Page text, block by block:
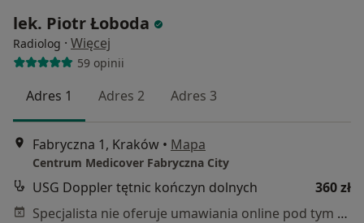
lek. Piotr Łoboda
Radiolog · Więcej
59 opinii
Adres 1 Adres 2 Adres 3
Fabryczna 1, Kraków • Mapa
Centrum Medicover Fabryczna City
USG Doppler tętnic kończyn dolnych
360 zł
Specjalista nie oferuje umawiania online pod tym adresem.